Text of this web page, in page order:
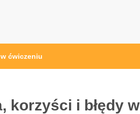
ćwiczeniu
korzyści i błędy w